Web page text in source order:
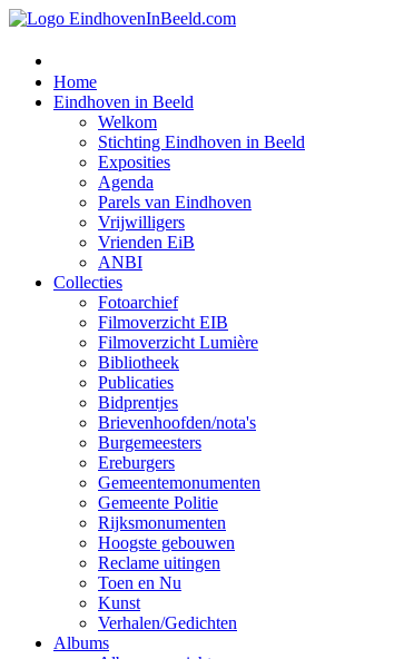
Home
Eindhoven in Beeld
Welkom
Stichting Eindhoven in Beeld
Exposities
Agenda
Parels van Eindhoven
Vrijwilligers
Vrienden EiB
ANBI
Collecties
Fotoarchief
Filmoverzicht EIB
Filmoverzicht Lumière
Bibliotheek
Publicaties
Bidprentjes
Brievenhoofden/nota's
Burgemeesters
Ereburgers
Gemeentemonumenten
Gemeente Politie
Rijksmonumenten
Hoogste gebouwen
Reclame uitingen
Toen en Nu
Kunst
Verhalen/Gedichten
Albums